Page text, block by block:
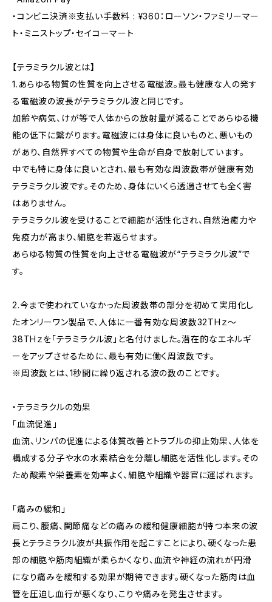
・コンビニ決済※支払い手数料 : ¥360：ローソン・ファミリーマー
ト・ミニストップ・セイコーマート
【テラミラクル波とは】
1.あらゆる物質の性質を向上させる電磁波。最も健康な人の発す
る電磁波の波長がテラミラクル波と同じです。
加齢や病気、けが等で人体からの放射量が減ることであらゆる機
能の低下に繋がります。電磁波には身体に良いものと、悪いもの
があり、自然界すべての物質や生命が自身で放射しています。
中でも特に身体に良いとされ、最も有効な周波数帯が健康有効
テラミラクル波です。そのため、身体にいくら透過させても全く害
はありません。
テラミラクル波を受けることで細胞が活性化され、自然治癒力や
免疫力が高まり、細胞を若返らせます。
あらゆる物質の性質を向上させる電磁波が“テラミラクル波”で
す。
2.今まで使われていなかった周波数帯の部分を初めて実用化し
たオンリーワン製品で、人体に一番有効な周波数32THｚ～
38THｚを「テラミラクル波」と名付けました。潜在的なエネルギ
ーをアップさせるために、最も有効に働く周波数です。
※周波数とは、1秒間に繰り返される波の数のことです。
・テラミラクルの効果
「血流促進」
血流、リンパの促進による体質改善とトラブルの抑止効果、人体を
構成する分子や水の水素結合を分離し細胞を活性化します。その
ため酸素や栄養素を効率よく、細胞や組織や器官に運ばれます。
「痛みの緩和」
肩こり、腰痛、関節痛などの痛みの緩和健康細胞が持つ本来の波
長とテラミラクル波が共振作用を起こすことにより、硬くなった患
部の細胞や筋肉組織が柔らかくなり、血流や神経の流れが円滑
になり痛みを緩和する効果が期待できます。硬くなった筋肉は血
管を圧迫し血行が悪くなり、こりや痛みを発生させます。